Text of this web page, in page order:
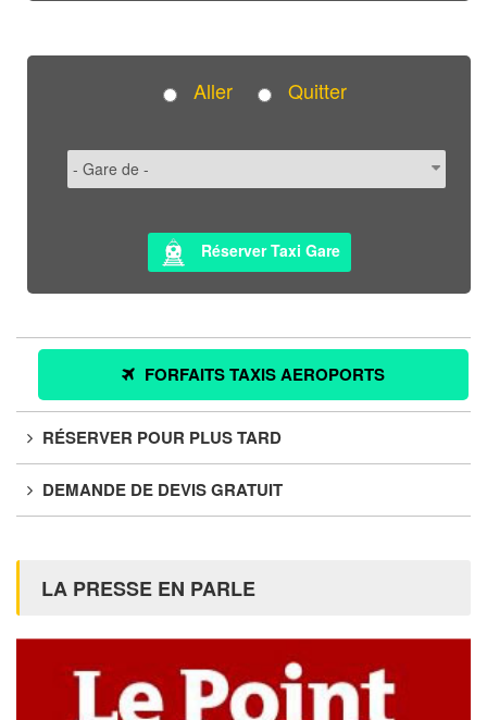
Aller Quitter
Réserver Taxi Gare
FORFAITS TAXIS AEROPORTS
RÉSERVER POUR PLUS TARD
DEMANDE DE DEVIS GRATUIT
LA PRESSE EN PARLE